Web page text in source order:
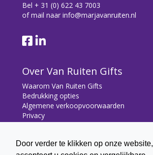
Door verder te klikken op onze website,
Bel + 31 (0) 622 43 7003
of mail naar info@marjavanruiten.nl
Over Van Ruiten Gifts
Waarom Van Ruiten Gifts
Bedrukking opties
Algemene verkoopvoorwaarden
Privacy
Contact
Contact